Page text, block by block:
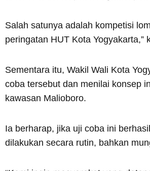
Salah satunya adalah kompetisi
peringatan HUT Kota Yogyakarta,”
Sementara itu, Wakil Wali Kota
coba tersebut dan menilai konsep
kawasan Malioboro.
Ia berharap, jika uji coba ini
dilakukan secara rutin, bahkan